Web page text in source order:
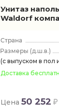
Унитаз
Waldorf
(д.ш.в.)
(с выпуском в пол
Доставка
Цена 50 252